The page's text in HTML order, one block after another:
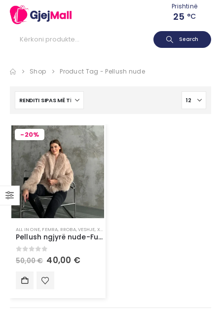
Prishtinë
25 °C
Search
Shop Product Tag - Pellush nude
-20%
ALL IN ONE, FEMRA, RROBA,VESHJE, XHAKETË & PALLTO
Pellush ngjyrë nude-Fur nude coat
out of 5
50,00€ 40,00 €